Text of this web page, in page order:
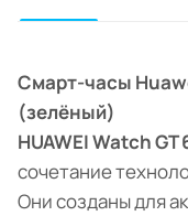
Смарт-часы
(зелёный)
HUAWEI Watch GT
сочетание
Они созданы для